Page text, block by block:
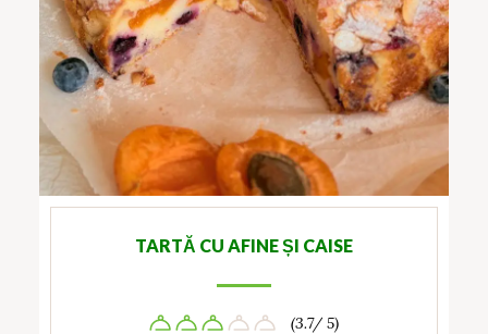
TARTĂ CU AFINE ȘI CAISE
(3.7/ 5)